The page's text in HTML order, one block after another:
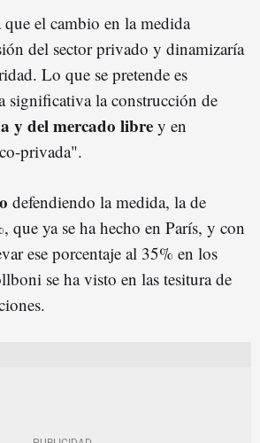
el cambio en la medida
del sector privado y dinamizaría
Lo que se pretende es
significativa la construcción de
y del mercado libre y en
privada".
defendiendo la medida, la de
que ya se ha hecho en París, y con
ese porcentaje al 35% en los
se ha visto en las tesitura de